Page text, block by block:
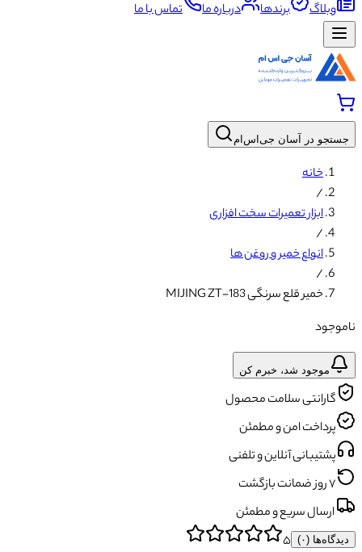
وبلاگ برندها درباره ما تماس با ما
جستجو در آسان جی‌اس‌ام
خانه
/
ابزار تعمیرات سخت افزاری
/
انواع خمیر و روغن ها
/
خمیر قلع سرنگی MIJING ZT-183
ناموجود
موجود شد، خبرم کن
گارانتی سلامت محصول
پرداخت امن و مطمئن
پشتیبانی آنلاین و تلفنی
۷ روز ضمانت بازگشت
ارسال سریع و مطمئن
دیدگاه‌ها (۰) ۵